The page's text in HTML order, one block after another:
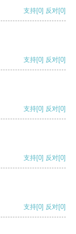
支持[0] 反对[0]
支持[0] 反对[0]
支持[0] 反对[0]
支持[0] 反对[0]
支持[0] 反对[0]